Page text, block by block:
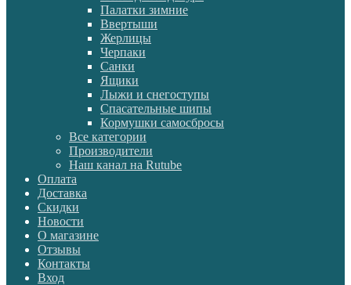
Палатки зимние
Ввертыши
Жерлицы
Черпаки
Санки
Ящики
Лыжи и снегоступы
Спасательные шипы
Кормушки самосбросы
Все категории
Производители
Наш канал на Rutube
Оплата
Доставка
Скидки
Новости
О магазине
Отзывы
Контакты
Вход